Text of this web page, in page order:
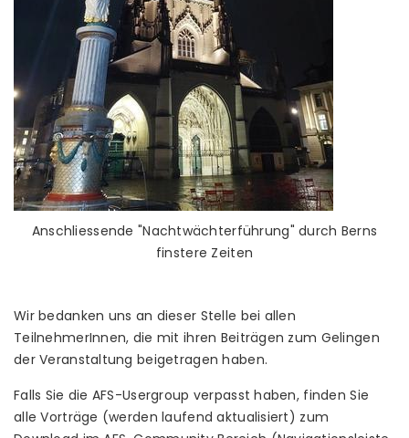
Anschliessende "Nachtwächterführung" durch Berns
finstere Zeiten
Wir bedanken uns an dieser Stelle bei allen
TeilnehmerInnen, die mit ihren Beiträgen zum Gelingen
der Veranstaltung beigetragen haben.
Falls Sie die AFS-Usergroup verpasst haben, finden Sie
alle Vorträge (werden laufend aktualisiert) zum